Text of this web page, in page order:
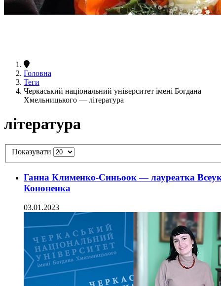
Головна
Теги
Черкаський національний університет імені Богдана
Хмельницького — література
література
Показувати
Ганна Клименко-Синьоок — лауреатка
Кононенка
03.01.2023